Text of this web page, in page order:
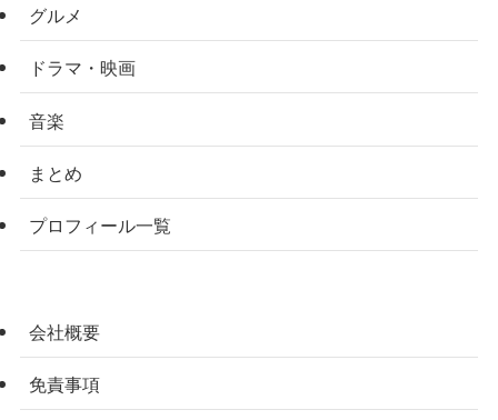
グルメ
ドラマ・映画
音楽
まとめ
プロフィール一覧
会社概要
免責事項